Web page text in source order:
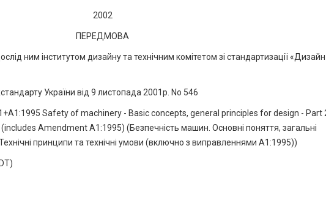
2002
ПЕРЕДМОВА
ним інститутом дизайну та технічним комітетом зі стандартизації «Дизайн
України від 9 листопада 2001p. No 546
Safety оf machinery - Basic concepts, general principles for design - Part
Amendment A1:1995) (Безпечність машин. Основні поняття, загальні
принципи та технічні умови (включно з виправленнями А1:1995))